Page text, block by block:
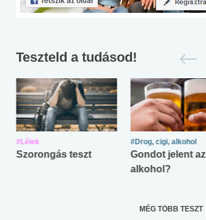
Teszteld a tudásod!
#Lélek
Szorongás teszt
#Drog, cigi, alkohol
Gondot jelent az
alkohol?
MÉG TÖBB TESZT